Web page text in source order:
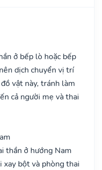
ở bếp lò hoặc bếp
dịch chuyển vị trí
vật này, tránh làm
cả người mẹ và thai
thần ở hướng Nam
xay bột và phòng thai